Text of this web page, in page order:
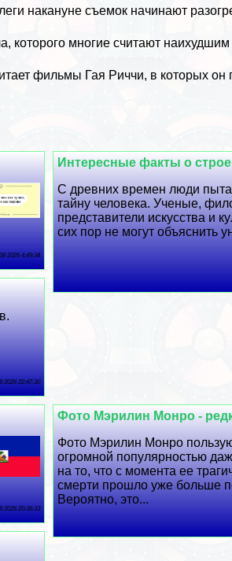
накануне съемок начинают
которого многие считают
фильмы Гая Риччи, в которых он
Интересные факты о
С древних времен люди
тайну человека. Ученые,
представители искусства и
сих пор не могут объяснить
2026 4:49:34
2026 22:47:30
Фото Мэрилин Монро -
Фото Мэрилин Монро
огромной популярностью
на то, что с момента ее
cмepти прошло уже больше
Вероятно, это...
2026 20:36:33